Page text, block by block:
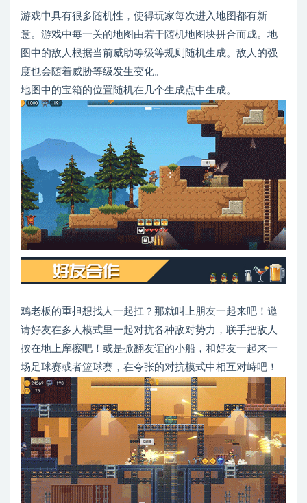
游戏中具有很多随机性，使得玩家每次进入地图都有新
意。游戏中每一关的地图由若干随机地图块拼合而成。地
图中的敌人根据当前威助等级等规则随机生成。敌人的强
度也会随着威胁等级发生变化。
地图中的宝箱的位置随机在几个生成点中生成。
鸡老板的重担想找人一起扛？那就叫上朋友一起来吧！邀
请好友在多人模式里一起对抗各种敌对势力，联手把敌人
按在地上摩擦吧！或是掀翻友谊的小船，和好友一起来一
场足球赛或者篮球赛，在夸张的对抗模式中相互对峙吧！